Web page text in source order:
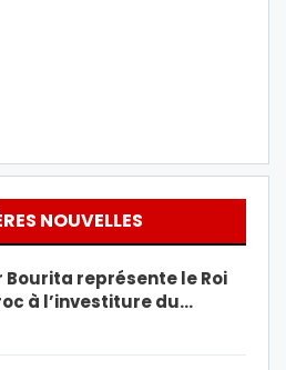
NOUVELLES
Bourita représente le Roi
à l’investiture du…